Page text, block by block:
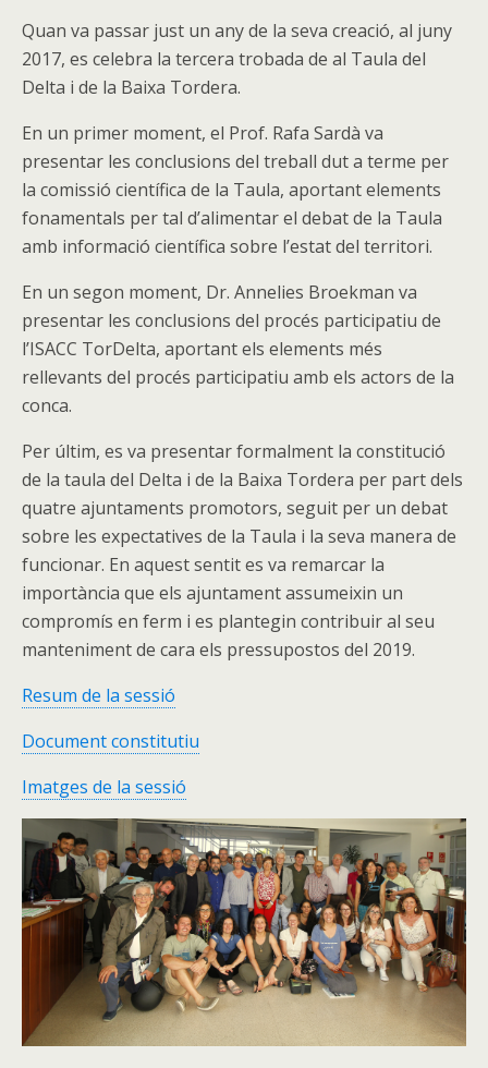
Quan va passar just un any de la seva creació, al juny
2017, es celebra la tercera trobada de al Taula del
Delta i de la Baixa Tordera.
En un primer moment, el Prof. Rafa Sardà va
presentar les conclusions del treball dut a terme per
la comissió científica de la Taula, aportant elements
fonamentals per tal d’alimentar el debat de la Taula
amb informació científica sobre l’estat del territori.
En un segon moment, Dr. Annelies Broekman va
presentar les conclusions del procés participatiu de
l’ISACC TorDelta, aportant els elements més
rellevants del procés participatiu amb els actors de la
conca.
Per últim, es va presentar formalment la constitució
de la taula del Delta i de la Baixa Tordera per part dels
quatre ajuntaments promotors, seguit per un debat
sobre les expectatives de la Taula i la seva manera de
funcionar. En aquest sentit es va remarcar la
importància que els ajuntament assumeixin un
compromís en ferm i es plantegin contribuir al seu
manteniment de cara els pressupostos del 2019.
Resum de la sessió
Document constitutiu
Imatges de la sessió